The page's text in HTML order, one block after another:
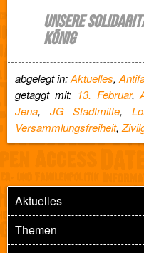
UNSERE
KÖNIG
abgelegt in:Aktuelles,
getaggt mit: 13. Februar,
Jena, JG Stadtmitte,
Versammlungsfreiheit,
Aktuelles
Themen